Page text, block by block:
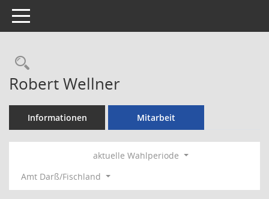
Toggle navigation
Rechercheauswahl
Robert Wellner
Informationen Mitarbeit
aktuelle Wahlperiode
Amt Darß/Fischland